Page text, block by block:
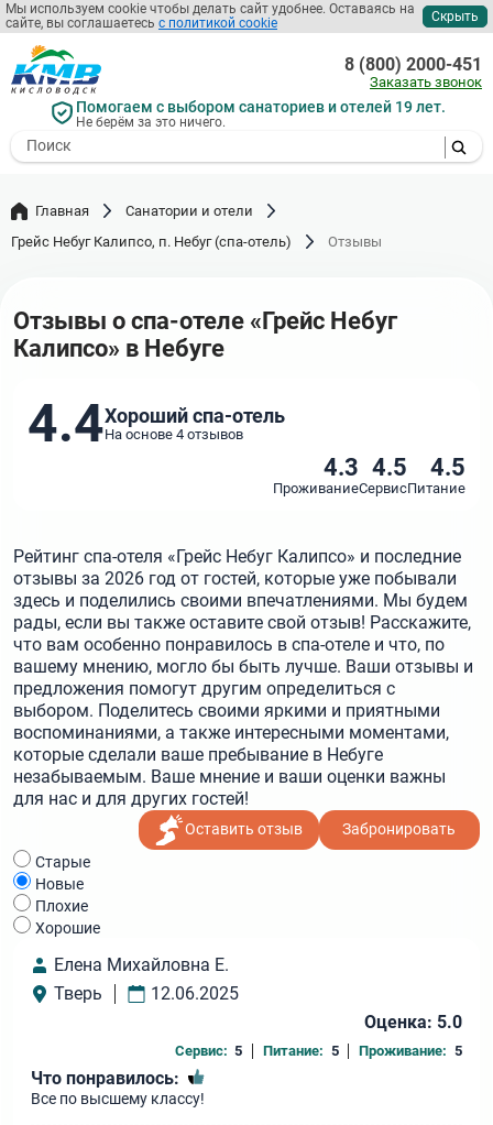
Мы используем cookie чтобы делать сайт удобнее. Оставаясь на
сайте, вы соглашаетесь с политикой cookie Скрыть
Перейти
к
основному
содержанию
Помогаем с выбором санаториев и отелей 19 лет.
Не берём за это ничего.
- I agree to the processing of my
8 (800) 2000-451
Заказать звонок
Главная
Санатории и отели
Грейс Небуг Калипсо, п. Небуг (спа-отель)
Отзывы
Отзывы о спа-отеле «Грейс Небуг
Калипсо» в Небуге
4.4Хороший спа-отель
На основе 4 отзывов
4.3
Проживание
4.5
Сервис
4.5
Питание
Рейтинг спа-отеля «Грейс Небуг Калипсо» и последние
отзывы за 2026 год от гостей, которые уже побывали
здесь и поделились своими впечатлениями. Мы будем
рады, если вы также оставите свой отзыв! Расскажите,
что вам особенно понравилось в спа-отеле и что, по
вашему мнению, могло бы быть лучше. Ваши отзывы и
предложения помогут другим определиться с
выбором. Поделитесь своими яркими и приятными
воспоминаниями, а также интересными моментами,
которые сделали ваше пребывание в Небуге
незабываемым. Ваше мнение и ваши оценки важны
для нас и для других гостей!
Оставить отзыв
Забронировать
Cтарые
Новые
Плохие
Хорошие
Елена Михайловна Е.
Тверь
12.06.2025
Оценка: 5.0
Сервис: 5 Питание: 5 Проживание: 5
Что понравилось:
Все по высшему классу!